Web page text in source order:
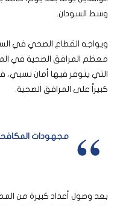
وسط السودان.
ويواجه القطاع الصحي في
معظم المرافق الصحية في
التي يتوفر فيها أمان نسبي،
كبيراً على المرافق الصحية.
مجهودات
بعد وصول أعداد كبيرة من